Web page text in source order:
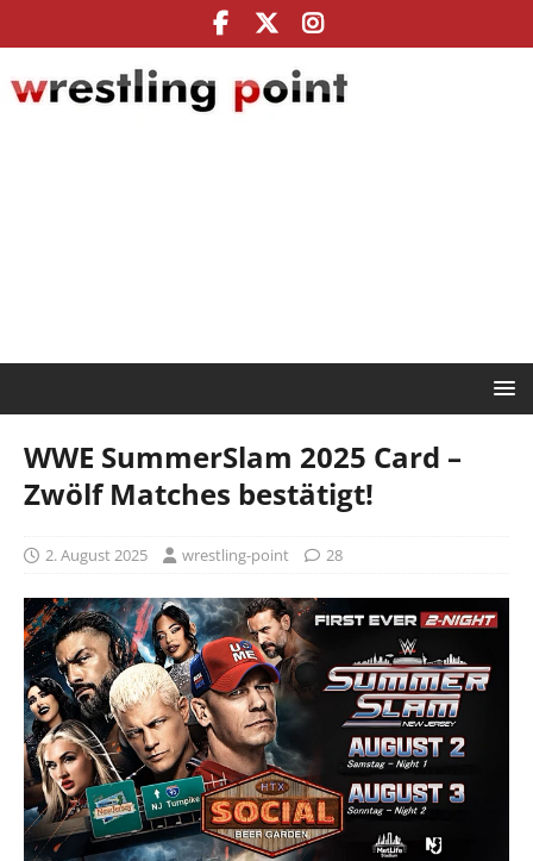
WWE SummerSlam 2025 Card –
Zwölf Matches bestätigt!
2. August 2025 wrestling-point 28